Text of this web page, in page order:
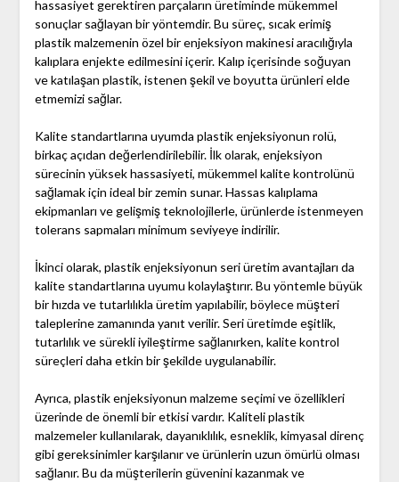
hassasiyet gerektiren parçaların üretiminde mükemmel
sonuçlar sağlayan bir yöntemdir. Bu süreç, sıcak erimiş
plastik malzemenin özel bir enjeksiyon makinesi aracılığıyla
kalıplara enjekte edilmesini içerir. Kalıp içerisinde soğuyan
ve katılaşan plastik, istenen şekil ve boyutta ürünleri elde
etmemizi sağlar.
Kalite standartlarına uyumda plastik enjeksiyonun rolü,
birkaç açıdan değerlendirilebilir. İlk olarak, enjeksiyon
sürecinin yüksek hassasiyeti, mükemmel kalite kontrolünü
sağlamak için ideal bir zemin sunar. Hassas kalıplama
ekipmanları ve gelişmiş teknolojilerle, ürünlerde istenmeyen
tolerans sapmaları minimum seviyeye indirilir.
İkinci olarak, plastik enjeksiyonun seri üretim avantajları da
kalite standartlarına uyumu kolaylaştırır. Bu yöntemle büyük
bir hızda ve tutarlılıkla üretim yapılabilir, böylece müşteri
taleplerine zamanında yanıt verilir. Seri üretimde eşitlik,
tutarlılık ve sürekli iyileştirme sağlanırken, kalite kontrol
süreçleri daha etkin bir şekilde uygulanabilir.
Ayrıca, plastik enjeksiyonun malzeme seçimi ve özellikleri
üzerinde de önemli bir etkisi vardır. Kaliteli plastik
malzemeler kullanılarak, dayanıklılık, esneklik, kimyasal direnç
gibi gereksinimler karşılanır ve ürünlerin uzun ömürlü olması
sağlanır. Bu da müşterilerin güvenini kazanmak ve